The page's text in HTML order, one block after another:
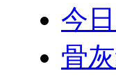
今
骨